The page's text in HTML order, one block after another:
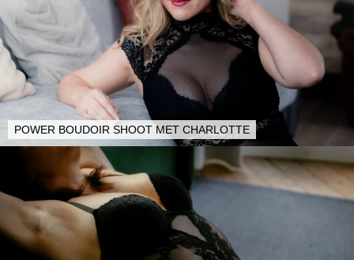
POWER BOUDOIR SHOOT MET CHARLOTTE